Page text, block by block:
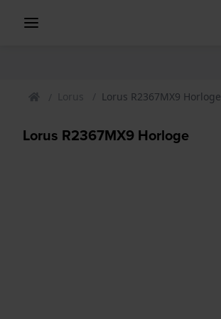
Lorus Lorus R2367MX9 Horloge
Lorus R2367MX9 Horloge